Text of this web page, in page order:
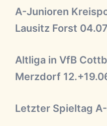
A-Junioren
Lausitz Forst
Altliga in VfB
Merzdorf
Letzter Spieltag